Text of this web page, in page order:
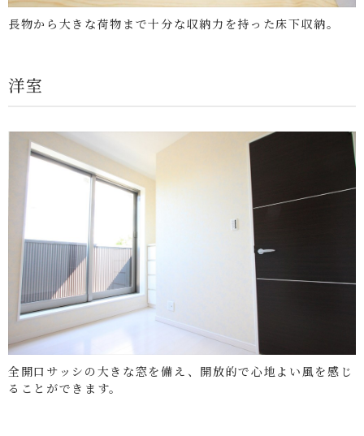
長物から大きな荷物まで十分な収納力を持った床下収納。
洋室
全開口サッシの大きな窓を備え、開放的で心地よい風を感じ
ることができます。